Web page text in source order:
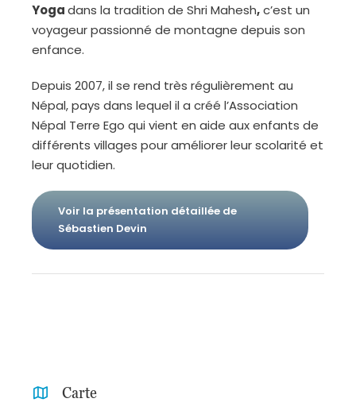
Yogadans la tradition de Shri Mahesh,c’est un
voyageur passionné de montagne depuis son
enfance.
Depuis 2007, il se rend très régulièrement au
Népal, pays dans lequel il a créé l’Association
Népal Terre Ego qui vient en aide aux enfants de
différents villages pour améliorer leur scolarité et
leur quotidien.
Voir la présentation détaillée de
Sébastien Devin
Carte